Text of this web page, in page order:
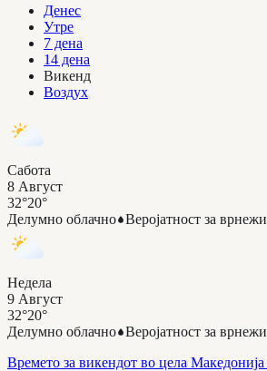
Денес
Утре
7 дена
14 дена
Викенд
Воздух
Сабота
8 Август
32°20°
Делумно облачно Веројатност за врнежи
Недела
9 Август
32°20°
Делумно облачно Веројатност за врнежи
Времето за викендот во цела Македонија